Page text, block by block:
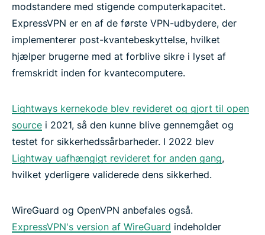
modstandere med stigende computerkapacitet.
ExpressVPN er en af de første VPN-udbydere, der
implementerer post-kvantebeskyttelse, hvilket
hjælper brugerne med at forblive sikre i lyset af
fremskridt inden for kvantecomputere.
Lightways kernekode blev revideret og gjort til open
source i 2021, så den kunne blive gennemgået og
testet for sikkerhedssårbarheder. I 2022 blev
Lightway uafhængigt revideret for anden gang,
hvilket yderligere validerede dens sikkerhed.
WireGuard og OpenVPN anbefales også.
ExpressVPN's version af WireGuard indeholder